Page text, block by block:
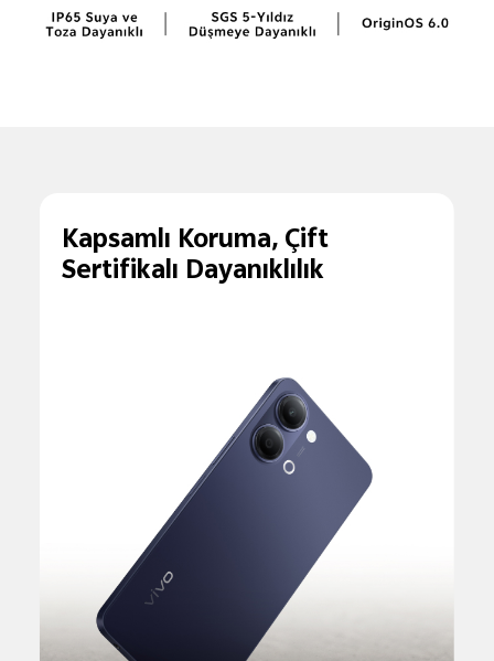
Kapsamlı Koruma,Çift
Sertifikalı Dayanıklılık